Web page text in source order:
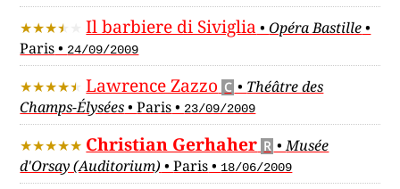
Il barbiere di Siviglia •Opéra Bastille•
Paris• 24/09/2009
Lawrence Zazzo C • Théâtre des
Champs-Élysées•Paris• 23/09/2009
Christian Gerhaher R •Musée
d'Orsay (Auditorium) •Paris• 18/06/2009